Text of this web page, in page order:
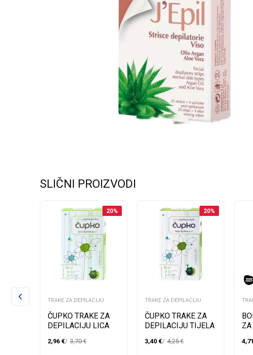
SLIČNI PROIZVODI
20%
TRAKE ZA DEPILACIJU
ČUPKO TRAKE ZA
DEPILACIJU LICA
2,96 € 3,70€
20%
TRAKE ZA DEPILACIJU
ČUPKO TRAKE ZA
DEPILACIJU TIJELA
3,40 € 4,25€ 4,71